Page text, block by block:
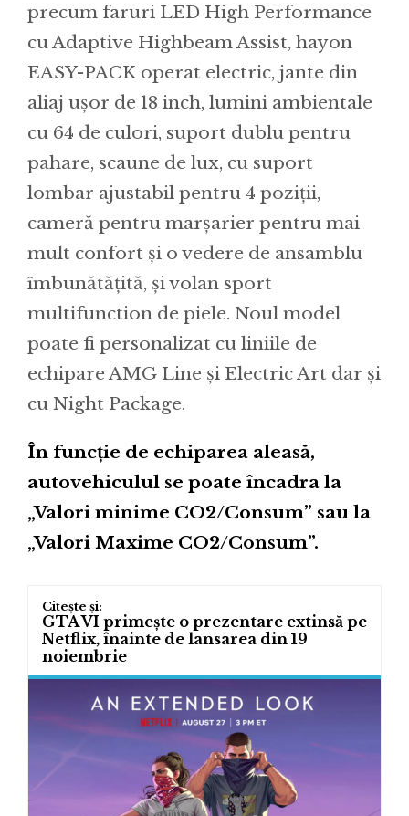
precum faruri LED High Performance
cu Adaptive Highbeam Assist, hayon
EASY-PACK operat electric, jante din
aliaj ușor de 18 inch, lumini ambientale
cu 64 de culori, suport dublu pentru
pahare, scaune de lux, cu suport
lombar ajustabil pentru 4 poziții,
cameră pentru marșarier pentru mai
mult confort și o vedere de ansamblu
îmbunătățită, și volan sport
multifunction de piele. Noul model
poate fi personalizat cu liniile de
echipare AMG Line și Electric Art dar și
cu Night Package.
În funcție de echiparea aleasă,
autovehiculul se poate încadra la
„Valori minime CO2/Consum” sau la
„Valori Maxime CO2/Consum”.
GTA VI primește o prezentare extinsă pe
Netflix, înainte de lansarea din 19
noiembrie